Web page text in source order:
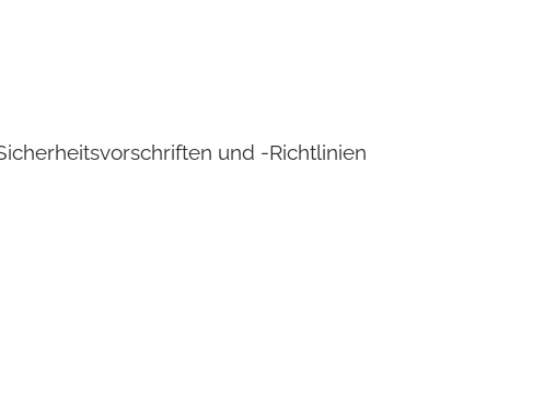
und -Richtlinien